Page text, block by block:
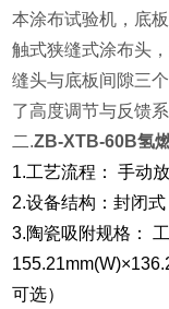
本涂布试验机，底
触式狭缝式涂布头
缝头与底板间隙三
了高度调节与反馈
二.ZB-XTB-60B氢
1.工艺流程： 手动
2.设备结构：封闭式
3.陶瓷吸附规格：
可选）